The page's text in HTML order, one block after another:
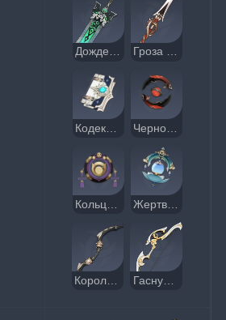
Дождерез Гроза драконов
Кодекс Фавония
Королевский лук Гаснущие сумерки